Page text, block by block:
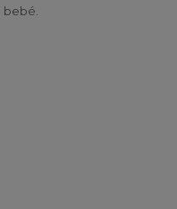
bebé.